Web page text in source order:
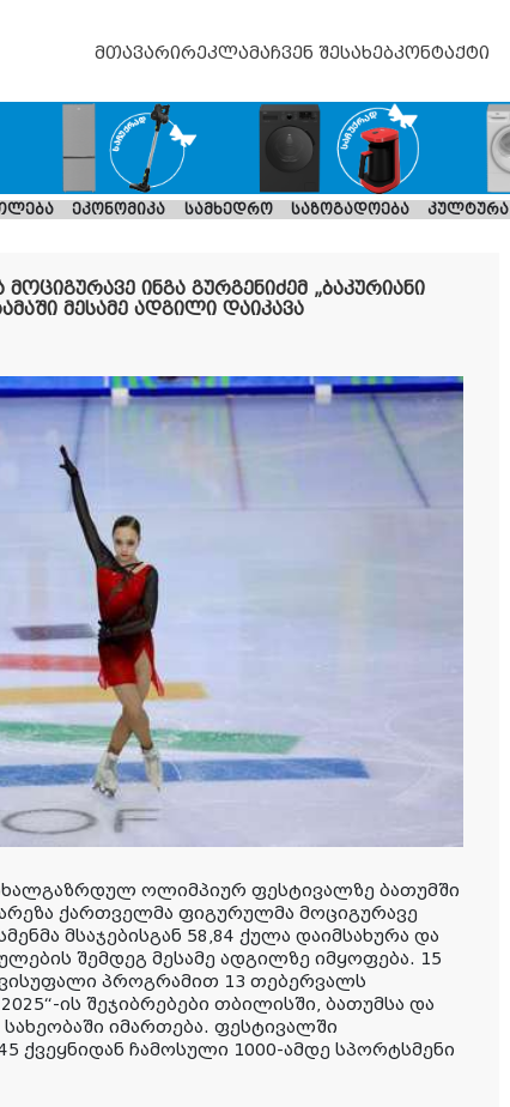
მთავარირეკლამაჩვენ შესახებკონტაქტი
ეკონომიკა სამხედრო საზოგადოება კულტურა
ინგა გურგენიძემ „ბაკურიანი
მესამე ადგილი დაიკავა
ოლიმპიურ ფესტივალზე ბათუმში
ქართველმა ფიგურულმა მოციგურავე
მსაჯებისგან 58,84 ქულა დაიმსახურა და
შემდეგ მესამე ადგილზე იმყოფება. 15
პროგრამით 13 თებერვალს
ის შეჯიბრებები თბილისში, ბათუმსა და
იმართება. ფესტივალში
ქვეყნიდან ჩამოსული 1000-ამდე სპორტსმენი